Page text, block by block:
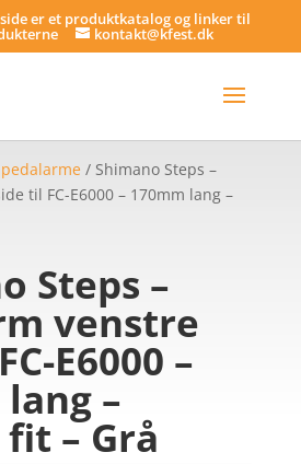
side er et produktkatalog og linker til
kontakt@kfest.dk
/ Shimano Steps –
til FC-E6000 – 170mm lang –
Steps –
venstre
E6000 –
–
– Grå